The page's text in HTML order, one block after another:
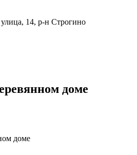
14, р-н Строгино
доме
доме